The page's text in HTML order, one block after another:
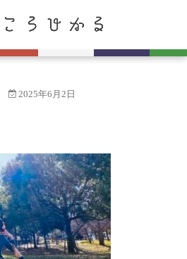
2025年6月2日